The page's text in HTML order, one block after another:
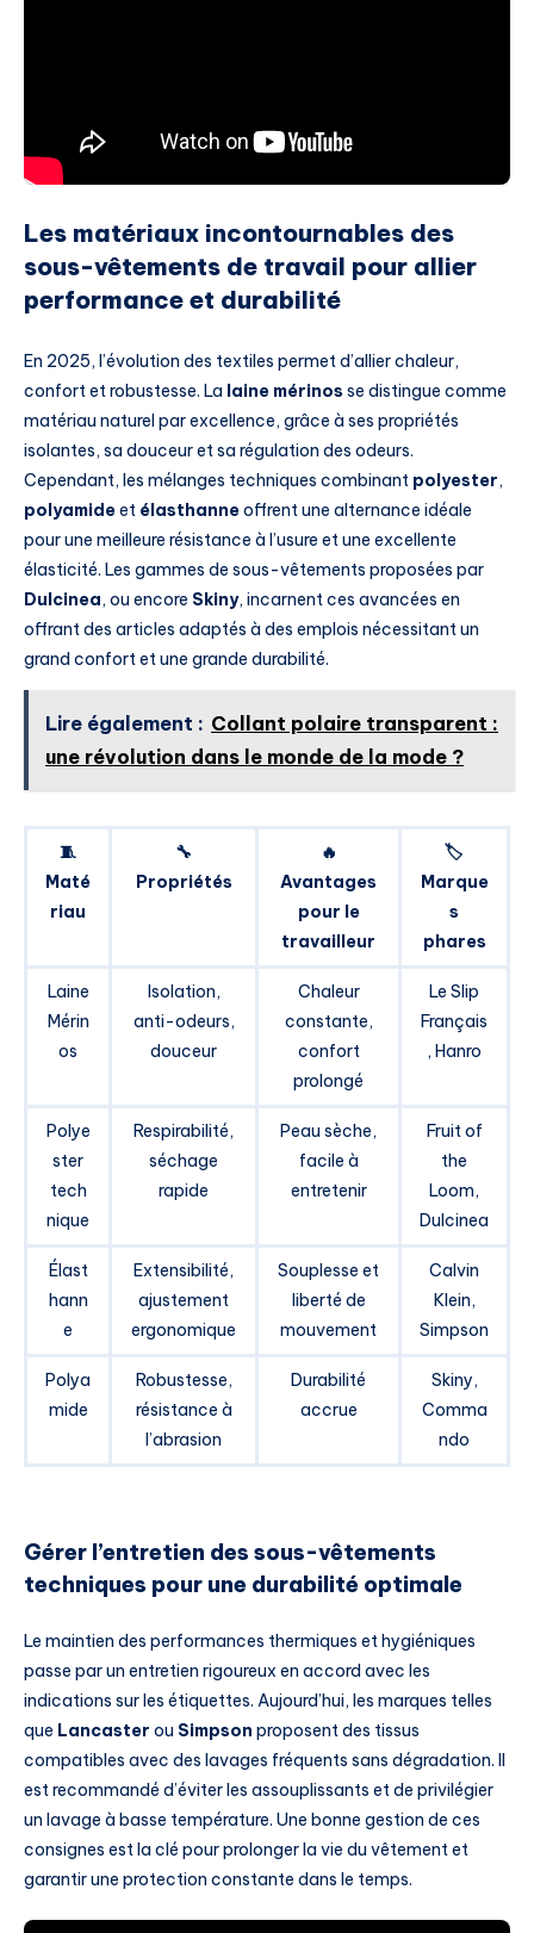
Les matériaux incontournables des
sous-vêtements de travail pour allier
performance et durabilité
En 2025, l’évolution des textiles permet d’allier chaleur,
confort et robustesse. La laine mérinos se distingue comme
matériau naturel par excellence, grâce à ses propriétés
isolantes, sa douceur et sa régulation des odeurs.
Cependant, les mélanges techniques combinant polyester,
polyamideet élasthanneoffrent une alternance idéale
pour une meilleure résistance à l’usure et une excellente
élasticité. Les gammes de sous-vêtements proposées par
Dulcinea, ou encore Skiny, incarnent ces avancées en
offrant des articles adaptés à des emplois nécessitant un
grand confort et une grande durabilité.
Lire également : Collant polaire transparent :
une révolution dans le monde de la mode ?
🧵
Maté
riau
🔧
Propriétés
🔥
Avantages
pour le
travailleur
🏷️
Marque
s
phares
Laine
Mérin
os
Isolation,
anti-odeurs,
douceur
Chaleur
constante,
confort
prolongé
Le Slip
Français
, Hanro
Polye
ster
tech
nique
Respirabilité,
séchage
rapide
Peau sèche,
facile à
entretenir
Fruit of
the
Loom,
Dulcinea
Élast
hann
e
Extensibilité,
ajustement
ergonomique
Souplesse et
liberté de
mouvement
Calvin
Klein,
Simpson
Polya
mide
Robustesse,
résistance à
l’abrasion
Durabilité
accrue
Skiny,
Comma
ndo
Gérer l’entretien des sous-vêtements
techniques pour une durabilité optimale
Le maintien des performances thermiques et hygiéniques
passe par un entretien rigoureux en accord avec les
indications sur les étiquettes. Aujourd’hui, les marques telles
que Lancaster ou Simpson proposent des tissus
compatibles avec des lavages fréquents sans dégradation. Il
est recommandé d’éviter les assouplissants et de privilégier
un lavage à basse température. Une bonne gestion de ces
consignes est la clé pour prolonger la vie du vêtement et
garantir une protection constante dans le temps.